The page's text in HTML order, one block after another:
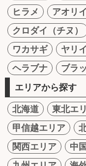
ヒラメ
アオリ
クロダイ（チヌ）
ワカサギ
ヤリ
ヘラブナ
ブラ
エリアから探す
北海道 東北エ
甲信越エリア
関西エリア
中